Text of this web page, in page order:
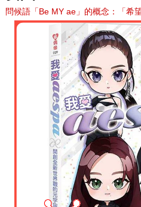
問候語「Be MY ae」的概念：「希